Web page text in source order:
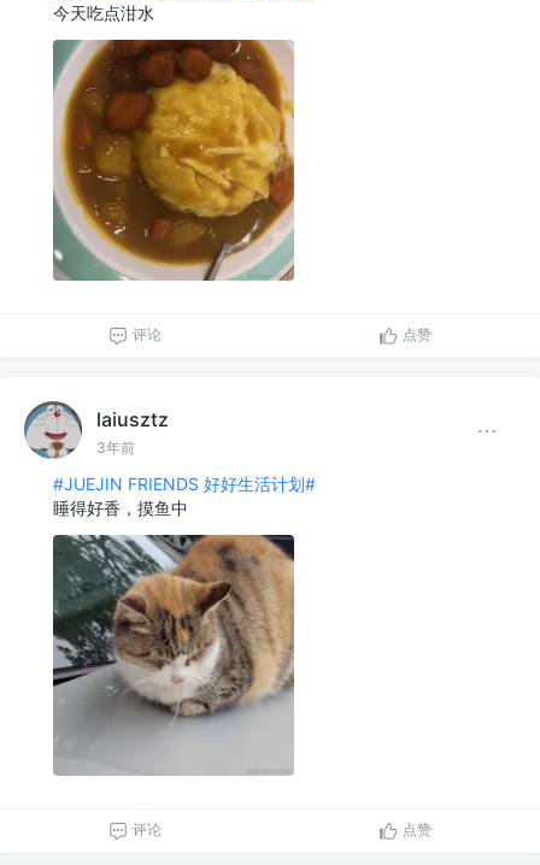
今天吃点泔水
评论 点赞
laiusztz
3年前
#JUEJIN FRIENDS 好好生活计划#
睡得好香，摸鱼中
评论 点赞